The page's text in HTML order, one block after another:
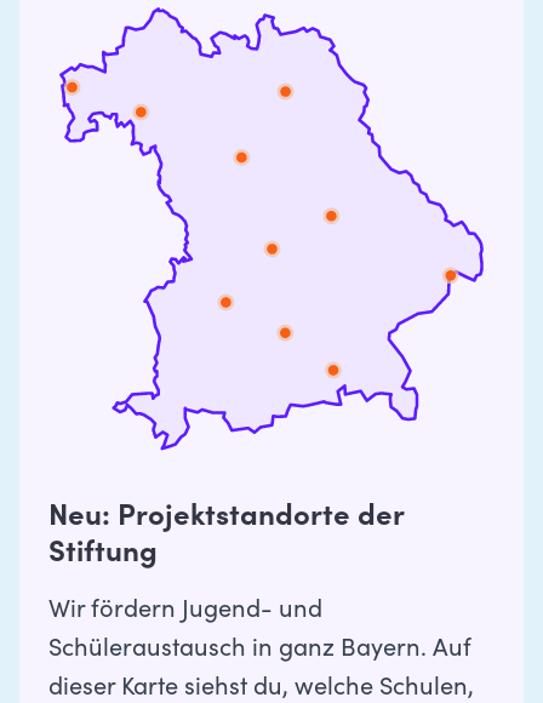
ermöglichen möchte. Außerdem gibt sie Tipps, wie man
internationale Jugendbegegnungen langfristig und
nachhaltig auf die Beine stellt.
Neu: Projektstandorte der
Stiftung
Wir fördern Jugend- und
Schüleraustausch in ganz Bayern. Auf
dieser Karte siehst du, welche Schulen,